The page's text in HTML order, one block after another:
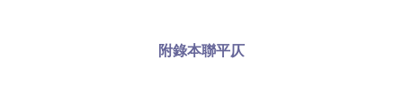
附錄本聯平仄